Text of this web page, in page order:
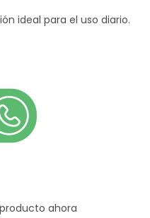
ideal para el uso diario.
ahora